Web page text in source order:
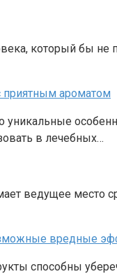
который бы
приятным ароматом
уникальные
в лечебных…
ведущее место
вредные
способны